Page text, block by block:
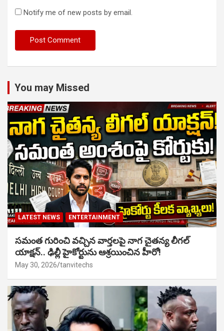
Notify me of new posts by email.
You may Missed
LATEST NEWS ENTERTAINMENT
సమంత గురించి వచ్చిన వార్తలపై నాగ చైతన్య లీగల్
యాక్షన్.. ఢిల్లీ హైకోర్టును ఆశ్రయించిన హీరో!
May 30, 2026 tanvitechs